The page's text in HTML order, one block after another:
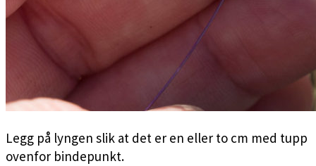
Legg på lyngen slik at det er en eller to cm med tupp
ovenfor bindepunkt.